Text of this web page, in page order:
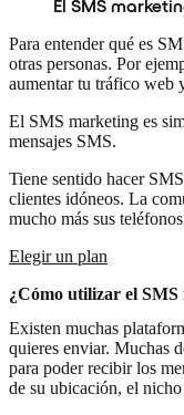
El SMS
Para entender qué es
otras personas. Por
aumentar tu tráfico web
El SMS marketing es
mensajes SMS.
Tiene sentido hacer
clientes idóneos. La
mucho más sus
Elegir un plan
¿Cómo utilizar el SMS
Existen muchas
quieres enviar. Muchas
para poder recibir los
de su ubicación, el